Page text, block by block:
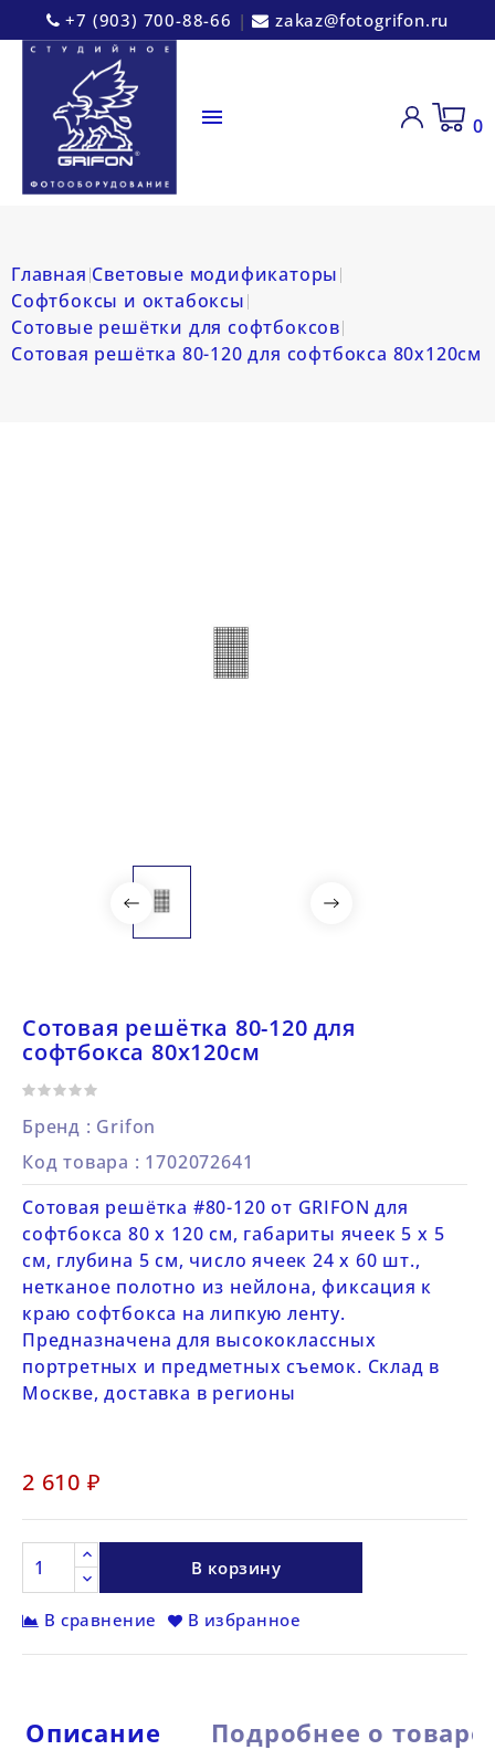
+7 (903) 700-88-66 | zakaz@fotogrifon.ru
 0
Главная Световые модификаторы
Софтбоксы и октабоксы
Сотовые решётки для софтбоксов
Сотовая решётка 80-120 для софтбокса 80х120см
Сотовая решётка 80-120 для
софтбокса 80х120см
Бренд : Grifon
Код товара : 1702072641
Сотовая решётка #80-120 от GRIFON для
софтбокса 80 х 120 см, габариты ячеек 5 х 5
см, глубина 5 см, число ячеек 24 х 60 шт.,
нетканое полотно из нейлона, фиксация к
краю софтбокса на липкую ленту.
Предназначена для высококлассных
портретных и предметных съемок. Склад в
Москве, доставка в регионы
2 610 ₽
В корзину
В сравнение В избранное
Описание Подробнее о товаре